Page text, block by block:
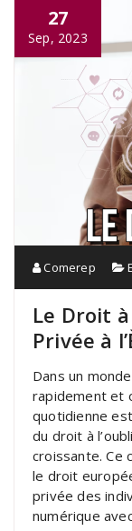
27
Sep, 2023
Comerep
Le Droit
Privée à
Dans un
rapidement et
quotidienne
du droit à
croissante. Ce
le droit
privée des
numérique